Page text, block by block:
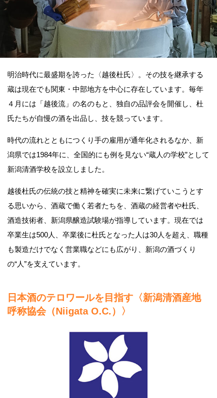
明治時代に最盛期を誇った〈越後杜氏〉。その技を継承する
蔵は現在でも関東・中部地方を中心に存在しています。毎年
４月には「越後流」の名のもと、独自の品評会を開催し、杜
氏たちが自慢の酒を出品し、技を競っています。
時代の流れとともにつくり手の雇用が通年化されるなか、新
潟県では1984年に、全国的にも例を見ない“蔵人の学校”として
新潟清酒学校を設立しました。
越後杜氏の伝統の技と精神を確実に未来に繋げていこうとす
る思いから、酒蔵で働く若者たちを、酒蔵の経営者や杜氏、
酒造技術者、新潟県醸造試験場が指導しています。現在では
卒業生は500人、卒業後に杜氏となった人は30人を超え、職種
も製造だけでなく営業職などにも広がり、新潟の酒づくり
の“人”を支えています。
日本酒のテロワールを目指す〈新潟清酒産地
呼称協会（Niigata O.C.）〉